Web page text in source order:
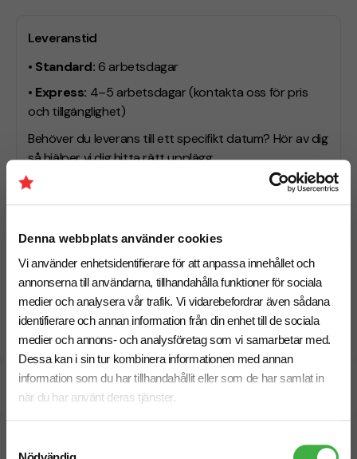
Denna webbplats använder cookies
Vi använder enhetsidentifierare för att anpassa innehållet och
annonserna till användarna, tillhandahålla funktioner för sociala
medier och analysera vår trafik. Vi vidarebefordrar även sådana
identifierare och annan information från din enhet till de sociala
medier och annons- och analysföretag som vi samarbetar med.
Dessa kan i sin tur kombinera informationen med annan
information som du har tillhandahållit eller som de har samlat in
när du har använt deras tjänster.
Leveranstid
• Standard:6 arbetsdagar
• Express: 4–5 arbetsdagar(kontakta oss för pris
och tillgänglighet)
Behöver du leverans till ett specifikt datum? Hör av dig
så hjälper vi dig hitta rätt upplägg.
Vill du se fler modeller, material eller prisklasser innan
du bestämmer dig? I kategorin
pikéer med eget tryckhittar du fler alternativ för
företag, event och kampanjer med logotyp.
Specifikationer